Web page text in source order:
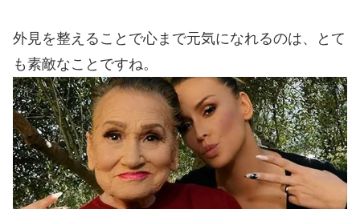
外見を整えることで心まで元気になれるのは、とて
も素敵なことですね。